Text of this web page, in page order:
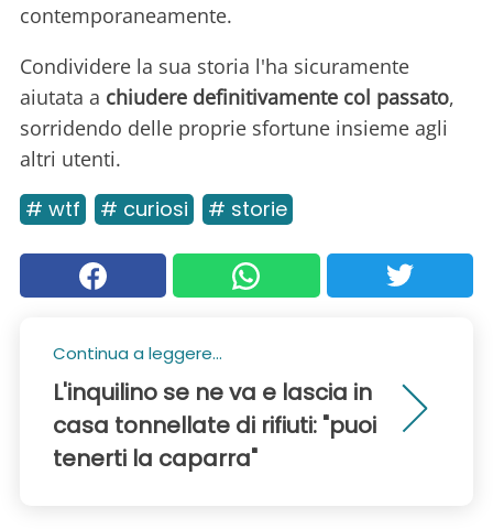
contemporaneamente.
Condividere la sua storia l'ha sicuramente
aiutata a chiudere definitivamente col passato,
sorridendo delle proprie sfortune insieme agli
altri utenti.
# wtf # curiosi # storie
Continua a leggere...
L'inquilino se ne va e lascia in
casa tonnellate di rifiuti: "puoi
tenerti la caparra"